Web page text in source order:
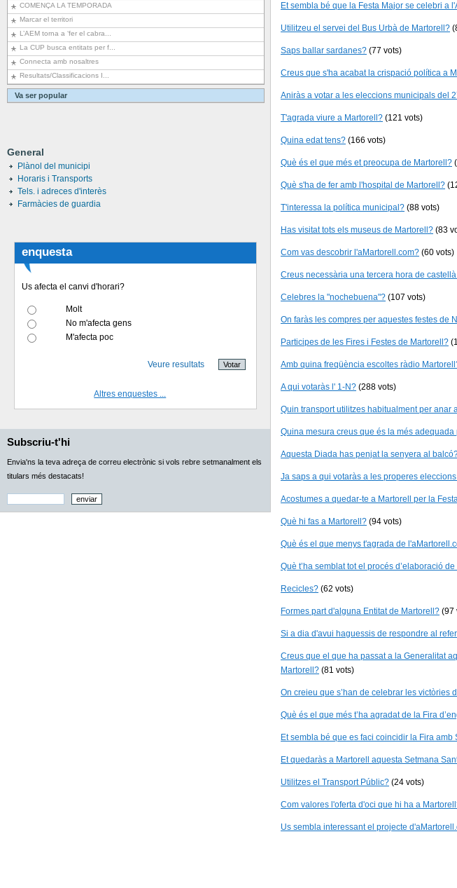
COMENÇA LA TEMPORADA
Marcar el territori
L’AEM torna a ‘fer el cabra...
La CUP busca entitats per f...
Connecta amb nosaltres
Resultats/Classificacions I...
Va ser popular
General
Plànol del municipi
Horaris i Transports
Tels. i adreces d'interès
Farmàcies de guardia
enquesta
Us afecta el canvi d'horari?
Molt
No m'afecta gens
M'afecta poc
Veure resultats
Altres enquestes ...
Subscriu-t'hi
Envia'ns la teva adreça de correu electrònic si vols rebre setmanalment els
titulars més destacats!
Et sembla bé que la Festa Major se celebri a
Utilitzeu el servei del Bus Urbà de Martorell?
Saps ballar sardanes? (77 vots)
Creus que s'ha acabat la crispació política a
Aniràs a votar a les eleccions municipals del
T'agrada viure a Martorell? (121 vots)
Quina edat tens? (166 vots)
Què és el que més et preocupa de Martorell?
Què s'ha de fer amb l'hospital de Martorell?
T'interessa la política municipal? (88 vots)
Has visitat tots els museus de Martorell? (83
Com vas descobrir l'aMartorell.com? (60 vots)
Creus necessària una tercera hora de
Celebres la "nochebuena"? (107 vots)
On faràs les compres per aquestes festes de
Participes de les Fires i Festes de Martorell?
Amb quina freqüència escoltes ràdio
A qui votaràs l' 1-N? (288 vots)
Quin transport utilitzes habitualment per anar
Quina mesura creus que és la més
Aquesta Diada has penjat la senyera al
Ja saps a qui votaràs a les properes
Acostumes a quedar-te a Martorell per la
Què hi fas a Martorell? (94 vots)
Què és el que menys t'agrada de
Què t’ha semblat tot el procés d’elaboració de
Recicles? (62 vots)
Formes part d'alguna Entitat de Martorell? (97
Si a dia d'avui haguessis de respondre al
Creus que el que ha passat a la Generalitat
Martorell? (81 vots)
On creieu que s’han de celebrar les victòries
Què és el que més t’ha agradat de la Fira
Et sembla bé que es faci coincidir la Fira amb
Et quedaràs a Martorell aquesta Setmana
Utilitzes el Transport Públic? (24 vots)
Com valores l'oferta d'oci que hi ha a
Us sembla interessant el projecte